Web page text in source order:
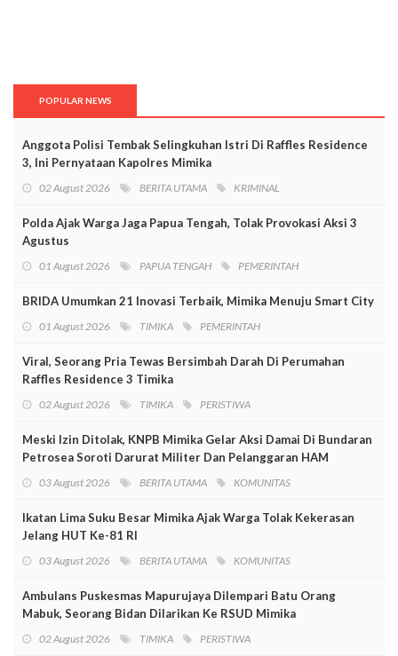
POPULAR NEWS
Anggota Polisi Tembak Selingkuhan Istri Di Raffles Residence
3, Ini Pernyataan Kapolres Mimika
02 August 2026 BERITA UTAMA KRIMINAL
Polda Ajak Warga Jaga Papua Tengah, Tolak Provokasi Aksi 3
Agustus
01 August 2026 PAPUA TENGAH PEMERINTAH
BRIDA Umumkan 21 Inovasi Terbaik, Mimika Menuju Smart City
01 August 2026 TIMIKA PEMERINTAH
Viral, Seorang Pria Tewas Bersimbah Darah Di Perumahan
Raffles Residence 3 Timika
02 August 2026 TIMIKA PERISTIWA
Meski Izin Ditolak, KNPB Mimika Gelar Aksi Damai Di Bundaran
Petrosea Soroti Darurat Militer Dan Pelanggaran HAM
03 August 2026 BERITA UTAMA KOMUNITAS
Ikatan Lima Suku Besar Mimika Ajak Warga Tolak Kekerasan
Jelang HUT Ke-81 RI
03 August 2026 BERITA UTAMA KOMUNITAS
Ambulans Puskesmas Mapurujaya Dilempari Batu Orang
Mabuk, Seorang Bidan Dilarikan Ke RSUD Mimika
02 August 2026 TIMIKA PERISTIWA